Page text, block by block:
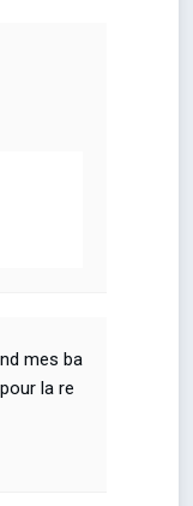
mes ba
la re